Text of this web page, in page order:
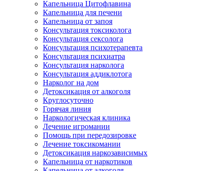
Капельница Цитофлавина
Капельница для печени
Капельница от запоя
Консультация токсиколога
Консультация сексолога
Консультация психотерапевта
Консультация психиатра
Консультация нарколога
Консультация аддиклотога
Нарколог на дом
Детоксикация от алкоголя
Круглосуточно
Горячая линия
Наркологическая клиника
Лечение игромании
Помощь при передозировке
Лечение токсикомании
Детоксикация наркозависимых
Капельница от наркотиков